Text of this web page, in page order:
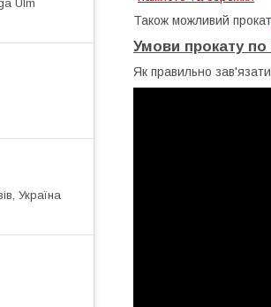
Також можливий прокат
Умови прокату по
Як правильно
Ulm
Україна